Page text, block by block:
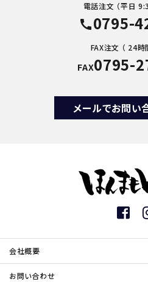
電話注文 （平日
call0795-
FAX注文 （ 24時
FAX0795-
メールでお問い
会社概要
お問い合わせ